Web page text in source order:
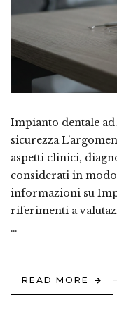
Impianto dentale ad
sicurezza
aspetti clinici,
considerati in
informazioni su
riferimenti a
…
READ MORE